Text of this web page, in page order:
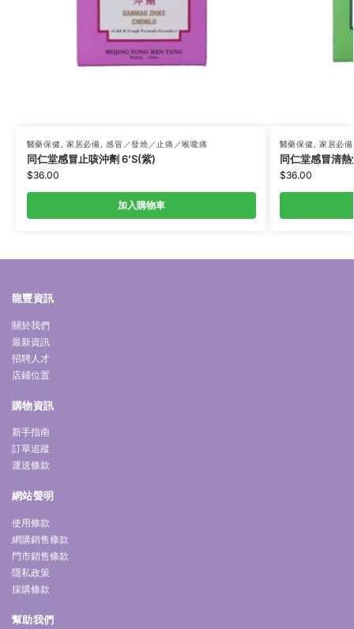
醫藥保健, 家居必備,感冒／發燒／止痛／喉嚨痛
同仁堂感冒止咳沖劑 6’S(紫)
$36.00
加入購物車
醫藥保健, 家居必備
同仁堂感冒清
$36.00
龍豐資訊
關於我們
最新資訊
招聘人才
店鋪位置
購物資訊
新手指南
訂單追蹤
運送條款
網站聲明
使用條款
網購銷售條款
門市銷售條款
隱私政策
採購條款
幫助我們